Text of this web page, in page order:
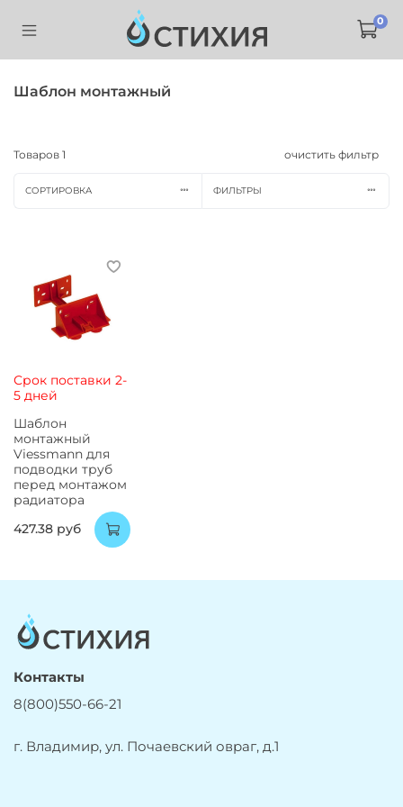
0
Шаблон монтажный
Товаров 1 очистить фильтр
СОРТИРОВКА ФИЛЬТРЫ
Срок поставки 2-
5 дней
Шаблон
монтажный
Viessmann для
подводки труб
перед монтажом
радиатора
427.38 руб
Контакты
8(800)550-66-21
г. Владимир, ул. Почаевский овраг, д.1